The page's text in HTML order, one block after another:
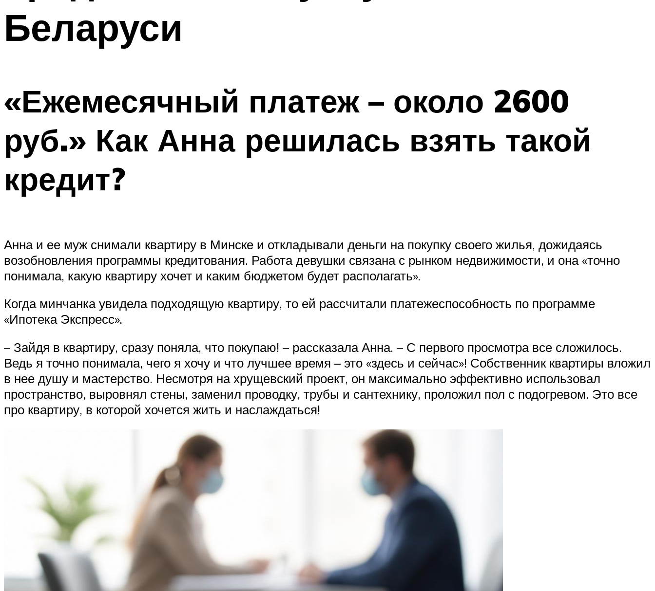
Беларуси
«Ежемесячный платеж – около 2600
руб.» Как Анна решилась взять такой
кредит?
Анна и ее муж снимали квартиру в Минске и откладывали деньги на покупку своего жилья, дожидаясь
возобновления программы кредитования. Работа девушки связана с рынком недвижимости, и она «точно
понимала, какую квартиру хочет и каким бюджетом будет располагать».
Когда минчанка увидела подходящую квартиру, то ей рассчитали платежеспособность по программе
«Ипотека Экспресс».
– Зайдя в квартиру, сразу поняла, что покупаю! – рассказала Анна. – С первого просмотра все сложилось.
Ведь я точно понимала, чего я хочу и что лучшее время – это «здесь и сейчас»! Собственник квартиры вложил
в нее душу и мастерство. Несмотря на хрущевский проект, он максимально эффективно использовал
пространство, выровнял стены, заменил проводку, трубы и сантехнику, проложил пол с подогревом. Это все
про квартиру, в которой хочется жить и наслаждаться!